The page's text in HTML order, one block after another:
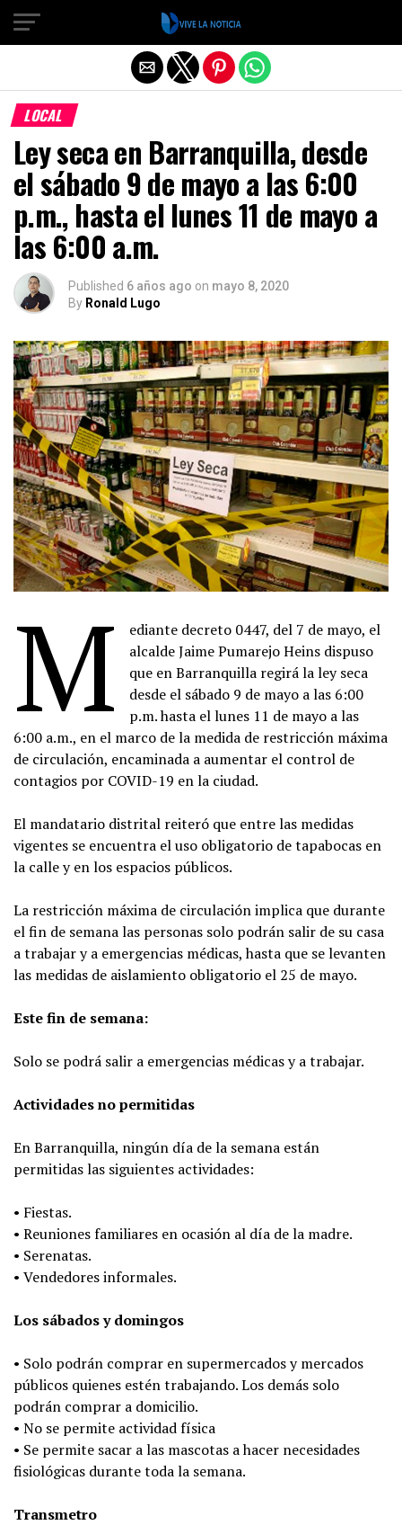
LOCAL
Ley seca en Barranquilla, desde
el sábado 9 de mayo a las 6:00
p.m., hasta el lunes 11 de mayo a
las 6:00 a.m.
Published 6 años ago on mayo 8, 2020
By Ronald Lugo
M
ediante decreto 0447, del 7 de mayo, el
alcalde Jaime Pumarejo Heins dispuso
que en Barranquilla regirá la ley seca
desde el sábado 9 de mayo a las 6:00
p.m. hasta el lunes 11 de mayo a las
6:00 a.m., en el marco de la medida de restricción máxima
de circulación, encaminada a aumentar el control de
contagios por COVID-19 en la ciudad.
El mandatario distrital reiteró que entre las medidas
vigentes se encuentra el uso obligatorio de tapabocas en
la calle y en los espacios públicos.
La restricción máxima de circulación implica que durante
el fin de semana las personas solo podrán salir de su casa
a trabajar y a emergencias médicas, hasta que se levanten
las medidas de aislamiento obligatorio el 25 de mayo.
Este fin de semana:
Solo se podrá salir a emergencias médicas y a trabajar.
Actividades no permitidas
En Barranquilla, ningún día de la semana están
permitidas las siguientes actividades:
• Fiestas.
• Reuniones familiares en ocasión al día de la madre.
• Serenatas.
• Vendedores informales.
Los sábados y domingos
• Solo podrán comprar en supermercados y mercados
públicos quienes estén trabajando. Los demás solo
podrán comprar a domicilio.
• No se permite actividad física
• Se permite sacar a las mascotas a hacer necesidades
fisiológicas durante toda la semana.
Transmetro
Salir de la versión móvil